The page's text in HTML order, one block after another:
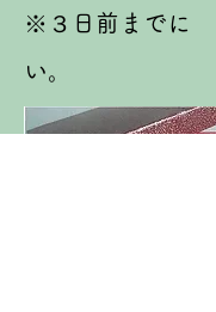
※３日前までに
い。